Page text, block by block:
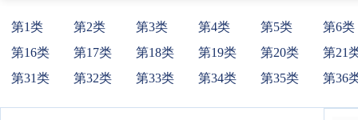
第1类 第2类 第3类 第4类 第5类
第6类
第16类
第17类 第18类 第19类 第20类
第21
第31类
第32类 第33类 第34类 第35类 第36